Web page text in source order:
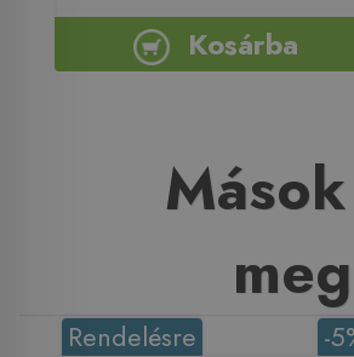
Kosárba
-
Rendelésre